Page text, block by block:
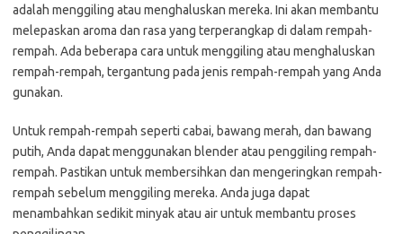
adalah menggiling atau menghaluskan mereka. Ini akan membantu
melepaskan aroma dan rasa yang terperangkap di dalam rempah-
rempah. Ada beberapa cara untuk menggiling atau menghaluskan
rempah-rempah, tergantung pada jenis rempah-rempah yang Anda
gunakan.
Untuk rempah-rempah seperti cabai, bawang merah, dan bawang
putih, Anda dapat menggunakan blender atau penggiling rempah-
rempah. Pastikan untuk membersihkan dan mengeringkan rempah-
rempah sebelum menggiling mereka. Anda juga dapat
menambahkan sedikit minyak atau air untuk membantu proses